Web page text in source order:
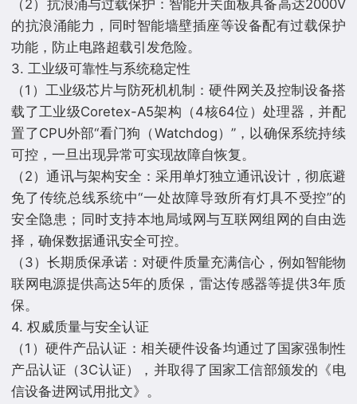
（2）抗浪涌与过载保护：智能开关面板具备高达2000V
的抗浪涌能力，同时智能墙壁插座等设备配有过载保护
功能，防止电路超载引发危险。
3. 工业级可靠性与系统稳定性
（1）工业级芯片与防死机机制：硬件网关及控制设备搭
载了工业级Coretex-A5架构（4核64位）处理器，并配
置了CPU外部“看门狗（Watchdog）”，以确保系统持续
可控，一旦出现异常可实现故障自恢复。
（2）通讯与架构安全：采用单灯独立通讯设计，彻底避
免了传统总线系统中“一处故障导致所有灯具不受控”的
安全隐患；同时支持本地局域网与互联网组网的自由选
择，确保数据通讯安全可控。
（3）长期质保承诺：对硬件质量充满信心，例如智能物
联网电源提供高达5年的质保，雷达传感器等提供3年质
保。
4. 权威质量与安全认证
（1）硬件产品认证：相关硬件设备均通过了国家强制性
产品认证（3C认证），并取得了国家工信部颁发的《电
信设备进网试用批文》。